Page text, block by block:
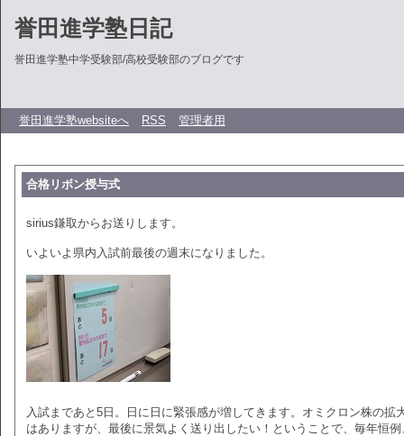
誉田進学塾日記
誉田進学塾中学受験部/高校受験部のブログです
誉田進学塾websiteへ RSS 管理者用
合格リボン授与式
sirius鎌取からお送りします。
いよいよ県内入試前最後の週末になりました。
入試まであと5日。日に日に緊張感が増してきます。オミクロン株の拡
はありますが、最後に景気よく送り出したい！ということで、毎年恒